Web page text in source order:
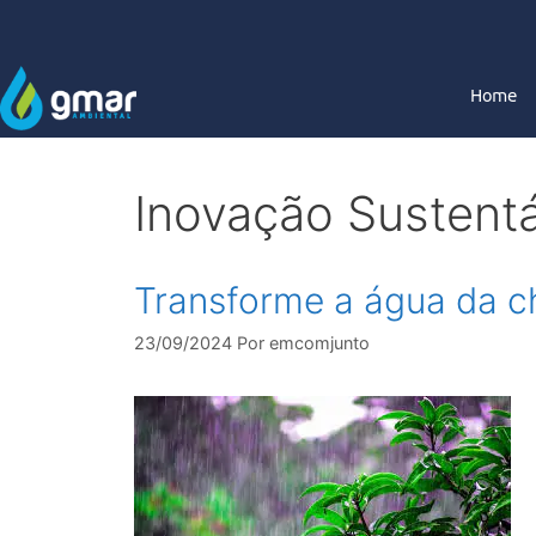
Home
Inovação
Transforme a água da
23/09/2024 Por emcomjunto